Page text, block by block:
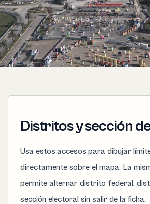
Foto de Nuevo Leon:
Distritos y sección
Usa estos accesos para dibujar
directamente sobre el mapa. La
permite alternar distrito federal,
sección electoral sin salir de la ficha.